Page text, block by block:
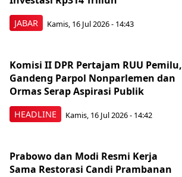
JABAR Kamis, 16 Jul 2026 - 14:43
HEADLINE
Komisi II DPR Pertajam RUU Pemilu,
Gandeng Parpol Nonparlemen dan
Ormas Serap Aspirasi Publik
Kamis, 16 Jul 2026 - 14:42
Prabowo dan Modi Resmi Kerja
Sama Restorasi Candi Prambanan